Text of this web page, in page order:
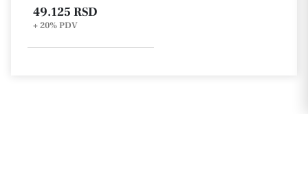
49.125 RSD
+ 20%PDV